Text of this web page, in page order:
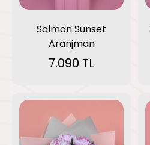
Salmon Sunset
Aranjman
7.090 TL